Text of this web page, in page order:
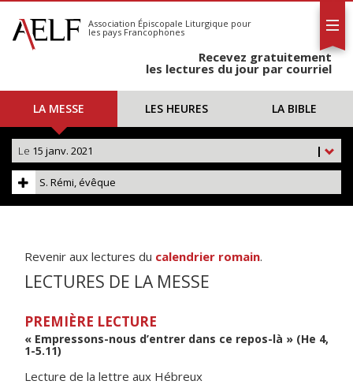
S'abonner
Calendrier
Association Épiscopale Liturgique pour
les pays Francophones
Recevez gratuitement
les lectures du jour par courriel
LA MESSE LES HEURES LA BIBLE
|
Le 15 janv. 2021
S. Rémi, évêque
Revenir aux lectures du calendrier romain.
LECTURES DE LA MESSE
PREMIÈRE LECTURE
« Empressons-nous d’entrer dans ce repos-là » (He 4,
1-5.11)
Lecture de la lettre aux Hébreux